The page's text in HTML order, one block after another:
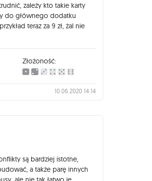
zależy kto takie karty
do głównego dodatku
teraz za 9 zł, żal nie
Złożoność:
10.06.2020 14:14
są bardziej istotne,
a także parę innych